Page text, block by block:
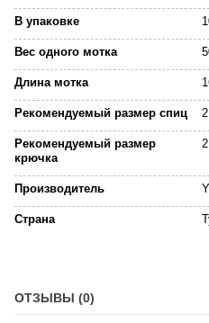
В упаковке
Вес одного мотка
Длина мотка
Рекомендуемый размер спиц
Рекомендуемый размер
крючка
Производитель
Страна
ОТЗЫВЫ (0)